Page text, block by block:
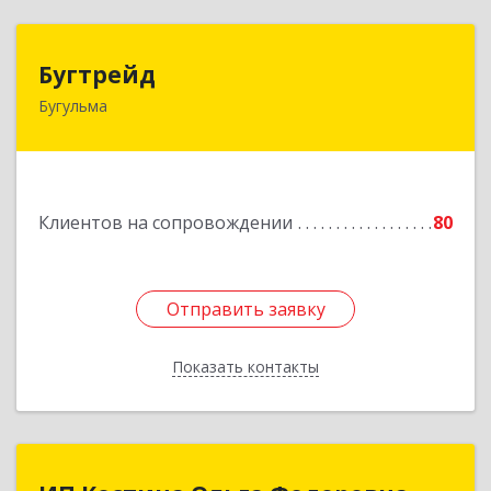
Бугтрейд
Бугульма
Клиентов на сопровождении 80
Отправить заявку
Показать контакты
420230, Татарстан Респ, Бугульма г, Вахитово,
Отправить заявку
Назад